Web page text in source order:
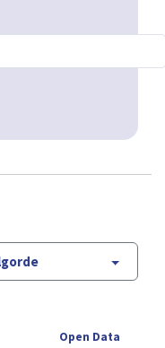
Open Data